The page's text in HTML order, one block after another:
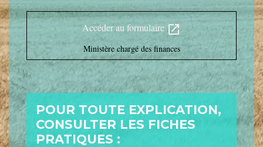
Accéder au formulaireopen_in_new
Ministère chargé des finances
POUR TOUTE EXPLICATION,
CONSULTER LES FICHES
PRATIQUES :